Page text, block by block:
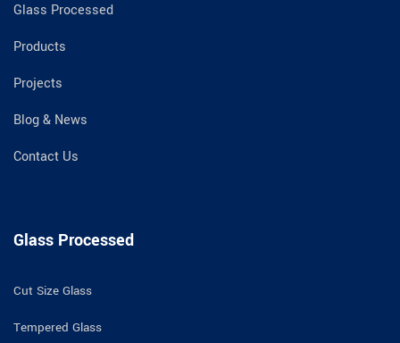
Glass Processed
Products
Projects
Blog & News
Contact Us
Glass Processed
Cut Size Glass
Tempered Glass